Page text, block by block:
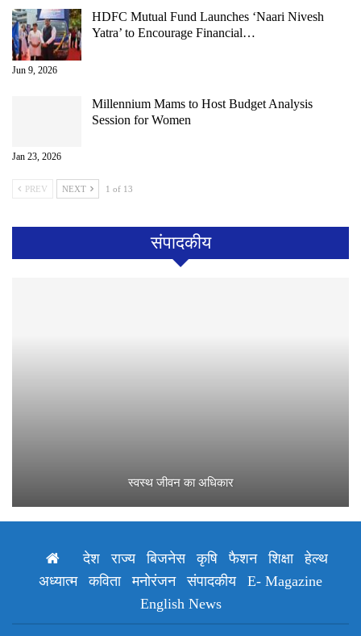
HDFC Mutual Fund Launches ‘Naari Nivesh
Yatra’ to Encourage Financial…
Jun 9, 2026
Millennium Mams to Host Budget Analysis
Session for Women
Jan 23, 2026
PREV NEXT 1 of 13
संपादकीय
स्वस्थ जीवन का अधिकार
देश राज्य बिजनेस कृषि फैशन शिक्षा
हेल्थ
अध्यात्म
कविता मनोरंजन संपादकीय
E- Magazine
English News